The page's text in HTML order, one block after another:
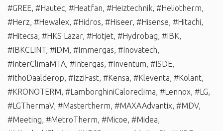
#GREE, #Hautec, #Heatfan, #Heiztechnik, #Heliotherm,
#Herz, #Hewalex, #Hidros, #Hiseer, #Hisense, #Hitachi,
#Hitecsa, #HKS Lazar, #Hotjet, #Hydrobag, #IBK,
#IBKCLINT, #iDM, #Immergas, #Inovatech,
#InterClimaMTA, #Intergas, #Inventum, #ISDE,
#IthoDaalderop, #IzziFast, #Kensa, #Kleventa, #Kolant,
#KRONOTERM, #LamborghiniCaloreclima, #Lennox, #LG,
#LGThermaV, #Mastertherm, #MAXAAdvantix, #MDV,
#Meeting, #MetroTherm, #Micoe, #Midea,